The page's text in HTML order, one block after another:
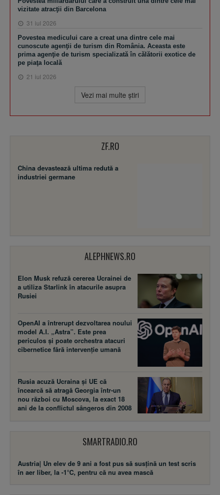
vizitate atracţii din Barcelona
31 iul 2026
Povestea medicului care a creat una dintre cele mai
cunoscute agenţii de turism din România. Aceasta este
prima agenţie de turism specializată în călătorii exotice de
pe piaţa locală
21 iul 2026
Vezi mai multe ştiri
ZF.RO
China devastează ultima redută a
industriei germane
ALEPHNEWS.RO
Elon Musk refuză cererea Ucrainei de
a utiliza Starlink în atacurile asupra
Rusiei
OpenAI a întrerupt dezvoltarea noului
model A.I. „Astra”. Este prea
periculos și poate orchestra atacuri
cibernetice fără intervenție umană
Rusia acuză Ucraina şi UE că
încearcă să atragă Georgia într-un
nou război cu Moscova, la exact 18
ani de la conflictul sângeros din 2008
SMARTRADIO.RO
Austria| Un elev de 9 ani a fost pus să susţină un test scris
în aer liber, la -1°C, pentru că nu avea mască